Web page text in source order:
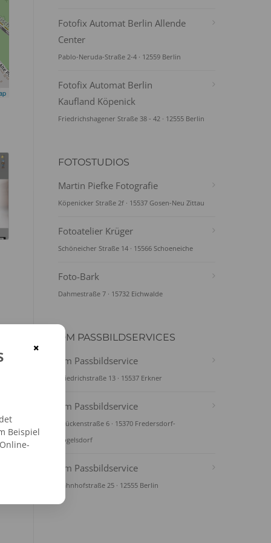
Fotofix Automat Berlin Allende
Center
Pablo-Neruda-Straße 2-4 · 12559 Berlin
Fotofix Automat Berlin
Kaufland Köpenick
Friedrichshagener Straße 38 - 42 · 12555 Berlin
FOTOSTUDIOS
Martin Piefke Fotografie
Köpenicker Straße 2f · 15537 Gosen-Neu Zittau
Fotoatelier Krüger
Schöneicher Straße 14 · 15566 Schoeneiche
Foto-Bark
Dahmestraße 7 · 15732 Eichwalde
DM PASSBILDSERVICES
dm Passbildservice
Friedrichstraße 13 · 15537 Erkner
dm Passbildservice
Brückenstraße 6 · 15370 Fredersdorf-
Vogelsdorf
dm Passbildservice
Bahnhofstraße 25 · 12555 Berlin
×
Beispiel